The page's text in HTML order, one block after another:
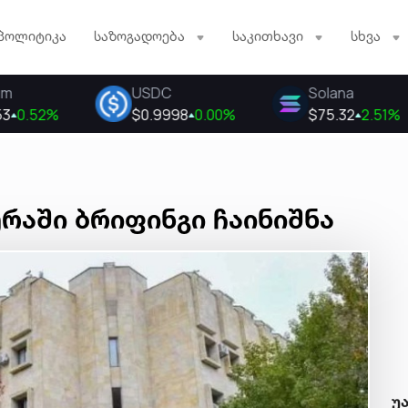
საზოგადოება საკითხავი სხვა
ბრიფინგი ჩაინიშნა